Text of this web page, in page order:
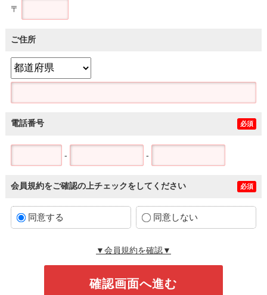
〒
ご住所
電話番号 必須
- -
会員規約をご確認の上チェックをしてください 必須
同意する 同意しない
▼会員規約を確認▼